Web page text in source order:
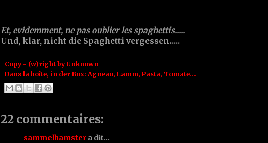
Et, evidemment, ne pas oublier les spaghettis.....
Und, klar, nicht die Spaghetti vergessen.....
Copy - (w)right byUnknown
Dans la boîte, in der Box:Agneau, Lamm, Pasta, Tomate...
22 commentaires:
sammelhamster a dit…